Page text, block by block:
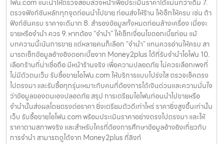
โฟน.com แนะนำให้ตรวจสอบล่วงหน้าเพื่อประเมินราคาได้แม่นกว่าเดิม 7.
ตรวจฟังก์ชันหลักทุกจุดก่อนนำไปขาย ก่อนส่งให้ร้าน ให้เช็กให้ครบ เช่น ถ้า
ฟังก์ชันครบ ราคาจะดีมาก 8. สำรองข้อมูลทั้งหมดก่อนล้างเครื่อง เมื่อจะ
ขายหรือจำนำ ควร 9. หากต้อง “จำนำ” ให้เช็กเงื่อนไขดอกเบี้ยก่อน แม้
บทความนี้เน้นการขาย แต่หลายคนก็เลือก “จำนำ” แทนควรอ่านให้ครบ สา
มารถเช็กข้อมูลอ้างอิงดอกเบี้ยจาก Money2plus ได้ที่รับจำนำไอโฟน 10.
เลือกร้านที่น่าเชื่อถือ มีหน้าร้านจริง เพื่อความปลอดภัย ไม่ควรเลือกเพจที่
ไม่มีตัวตนเว็บ รับซื้อขายไอโฟน.com ให้บริการแบบโปร่งใส ตรวจเช็คตรง
ไปตรงมา และรับซื้อทุกรุ่นเหมาะกับคนที่ต้องการได้เงินด่วนและความมั่นใจ
ว่าข้อมูลของตนเองปลอดภัย สรุป การเตรียมไอโฟนก่อนนำไปขายหรือ
จำนำนั้นส่งผลโดยตรงต่อราคา ยิ่งเตรียมตัวดีเท่าไหร่ ราคายิ่งสูงขึ้นเท่านั้น
เว็บ รับซื้อขายไอโฟน.com พร้อมประเมินราคาอย่างตรงไปตรงมา และให้
ราคาตามสภาพจริง และสำหรับใครที่ต้องการศึกษาข้อมูลอ้างอิงเกี่ยวกับ
การจำนำ สามารถดูได้จาก Money2plus ที่ลิงก์